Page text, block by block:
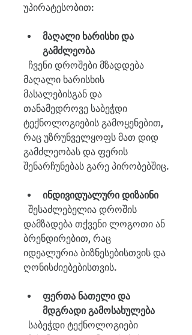
უპირატესობით:
მაღალი ხარისხი და
გამძლეობა
მაღალი ხარისხის
მასალებისგან და
თანამედროვე საბეჭდი
ტექნოლოგიების გამოყენებით,
რაც უზრუნველყოფს მათ დიდ
გამძლეობას და ფერის
შენარჩუნებას გარე პირობებშიც.
ინდივიდუალური დიზაინი
დამზადება თქვენი ლოგოთი ან
ბრენდირებით, რაც
იდეალურია ბიზნესებისთვის და
ღონისძიებებისთვის.
ფერთა ნათელი და
მდგრადი გამოსახულება